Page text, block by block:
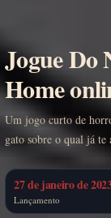
Jogue Do
Home
Um jogo curto de
gato sobre o qual já
27 de janeiro de
Lançamento